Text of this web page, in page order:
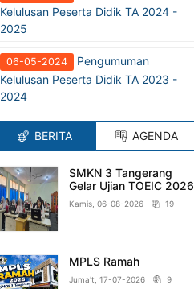
Kelulusan Peserta Didik TA 2024 -
2025
06-05-2024
Pengumuman
Kelulusan Peserta Didik TA 2023 -
2024
BERITA AGENDA
SMKN 3 Tangerang
Gelar Ujian TOEIC 2026
Kamis, 06-08-2026 19
MPLS Ramah
Juma't, 17-07-2026 9